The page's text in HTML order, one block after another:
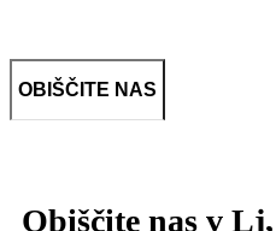
OBIŠČITE NAS
Obiščite nas v